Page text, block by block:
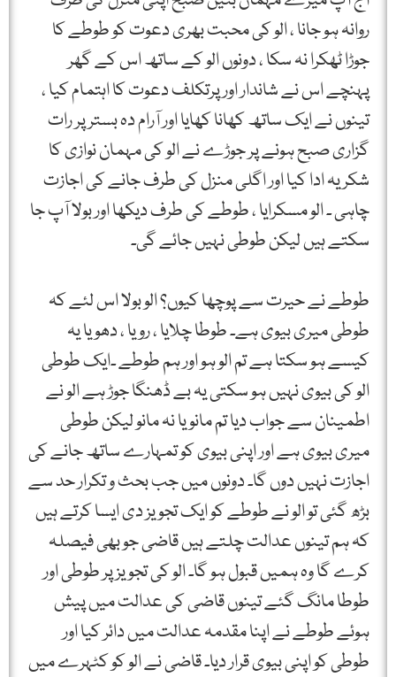
روانہ ہو جانا ، الو کی محبت بھری دعوت کو طوطے کا
جوڑا ٹھکرا نہ سکا ، دونوں الو کے ساتھ اس کے گھر
پہنچے اس نے شاندار اور پرتکلف دعوت کا اہتمام کیا ،
تینوں نے ایک ساتھ کھانا کھایا اور آرام دہ بستر پر رات
گزاری صبح ہونے پر جوڑے نے الو کی مہمان نوازی کا
شکریہ ادا کیا اور اگلی منزل کی طرف جانے کی اجازت
چاہی ۔ الو مسکرایا ، طوطے کی طرف دیکھا اور بولا آپ جا
سکتے ہیں لیکن طوطی نہیں جائے گی۔
طوطے نے حیرت سے پوچھا کیوں؟ الو بولا اس لئے کہ
طوطی میری بیوی ہے۔ طوطا چلایا ، رویا ، دھویا یہ
کیسے ہو سکتا ہے تم الو ہو اور ہم طوطے ۔ایک طوطی
الو کی بیوی نہیں ہو سکتی یہ بے ڈھنگا جوڑ ہے الو نے
اطمینان سے جواب دیا تم مانو یا نہ مانو لیکن طوطی
میری بیوی ہے اور اپنی بیوی کو تمہارے ساتھ جانے کی
اجازت نہیں دوں گا۔ دونوں میں جب بحث و تکرار حد سے
بڑھ گئی تو الو نے طوطے کو ایک تجویز دی ایسا کرتے ہیں
کہ ہم تینوں عدالت چلتے ہیں قاضی جو بھی فیصلہ
کرے گا وہ ہمیں قبول ہو گا۔ الو کی تجویز پر طوطی اور
طوطا مانگ گئے تینوں قاضی کی عدالت میں پیش
ہوئے طوطے نے اپنا مقدمہ عدالت میں دائر کیا اور
طوطی کو اپنی بیوی قرار دیا۔ قاضی نے الو کو کٹہرے میں